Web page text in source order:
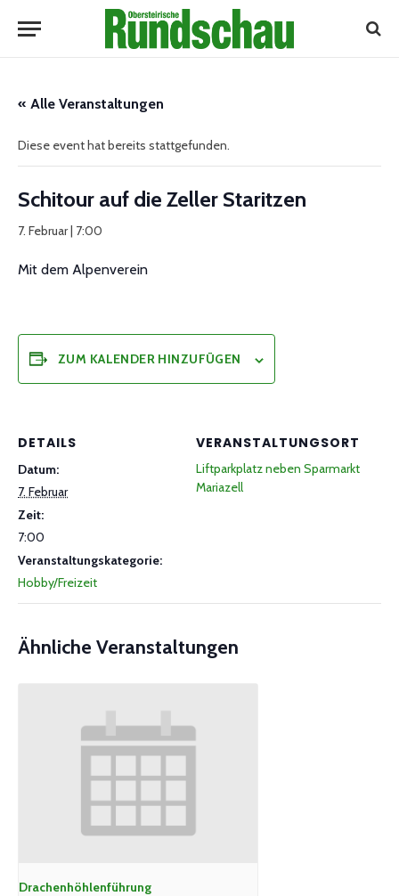
« Alle Veranstaltungen
Diese event hat bereits stattgefunden.
Schitour auf die Zeller Staritzen
7. Februar | 7:00
Mit dem Alpenverein
ZUM KALENDER HINZUFÜGEN
DETAILS
Datum:
7. Februar
Zeit:
7:00
Veranstaltungskategorie:
Hobby/Freizeit
VERANSTALTUNGSORT
Liftparkplatz neben Sparmarkt
Mariazell
Ähnliche Veranstaltungen
Drachenhöhlenführung